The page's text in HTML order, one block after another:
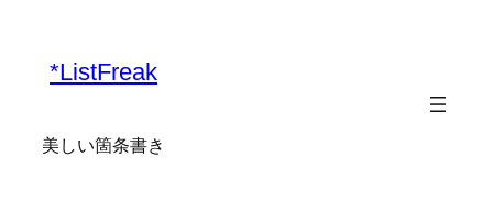
*ListFreak
美しい箇条書き